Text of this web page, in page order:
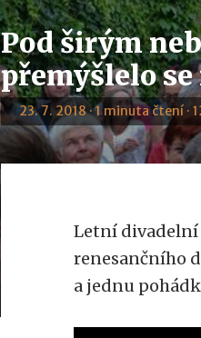
Pod širým
přemýšlelo se
23. 7. 2018 · 1 minuta čtení ·
Letní divadelní
renesančního
a jednu